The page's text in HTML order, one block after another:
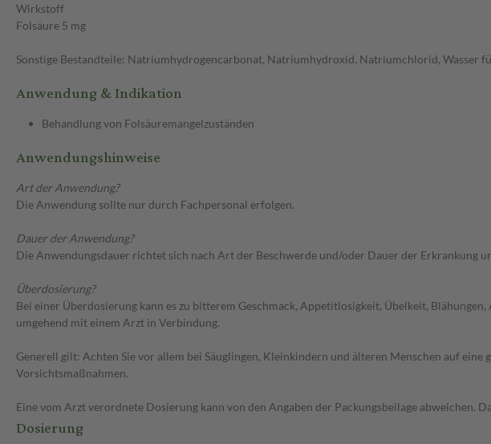
Wirkstoff
Folsäure 5 mg
Sonstige Bestandteile: Natriumhydrogencarbonat, Natriumhydroxid, Natriumchlorid, Wasser
Anwendung & Indikation
Behandlung von Folsäuremangelzuständen
Anwendungshinweise
Art der Anwendung?
Die Anwendung sollte nur durch Fachpersonal erfolgen.
Dauer der Anwendung?
Die Anwendungsdauer richtet sich nach Art der Beschwerde und/oder Dauer der Erkrankung
Überdosierung?
Bei einer Überdosierung kann es zu bitterem Geschmack, Appetitlosigkeit, Übelkeit,
umgehend mit einem Arzt in Verbindung.
Generell gilt: Achten Sie vor allem bei Säuglingen, Kleinkindern und älteren Menschen auf
Vorsichtsmaßnahmen.
Eine vom Arzt verordnete Dosierung kann von den Angaben der Packungsbeilage
Dosierung